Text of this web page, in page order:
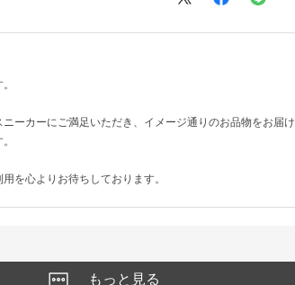
ーカーにご満足いただき、イメージ通りのお品物をお届
を心よりお待ちしております。
もっと見る